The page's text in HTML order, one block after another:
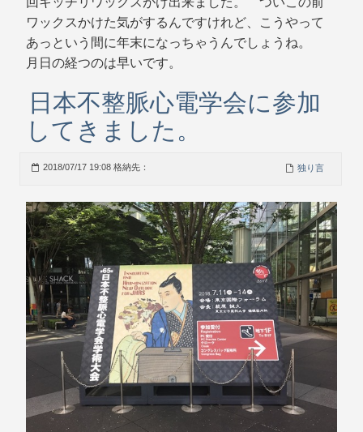
ワックスかけた気がするんですけれど、こうやって
あっという間に年末になっちゃうんでしょうね。
月日の経つのは早いです。
日本不整脈心電学会に参加
してきました。
2018/07/17 19:08 格納先： 独り言